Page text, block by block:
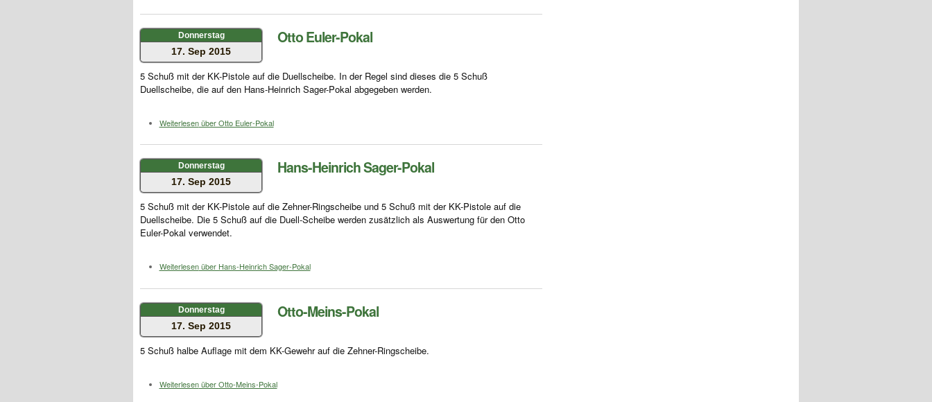
Donnerstag
17. Sep 2015
Otto Euler-Pokal
5 Schuß mit der KK-Pistole auf die Duellscheibe. In der Regel sind dieses die 5 Schuß
Duellscheibe, die auf den Hans-Heinrich Sager-Pokal abgegeben werden.
Weiterlesenüber Otto Euler-Pokal
Donnerstag
17. Sep 2015
Hans-Heinrich Sager-Pokal
5 Schuß mit der KK-Pistole auf die Zehner-Ringscheibe und 5 Schuß mit der KK-Pistole auf die
Duellscheibe. Die 5 Schuß auf die Duell-Scheibe werden zusätzlich als Auswertung für den Otto
Euler-Pokal verwendet.
Weiterlesenüber Hans-Heinrich Sager-Pokal
Donnerstag
17. Sep 2015
Otto-Meins-Pokal
5 Schuß halbe Auflage mit dem KK-Gewehr auf die Zehner-Ringscheibe.
Weiterlesenüber Otto-Meins-Pokal